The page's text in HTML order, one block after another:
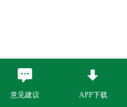
意见建议 APP下载